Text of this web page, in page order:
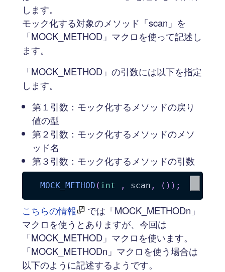
します。
モック化する対象のメソッド「scan」を
「MOCK_METHOD」マクロを使って記述し
ます。
「MOCK_METHOD」の引数には以下を指定
します。
第１引数：モック化するメソッドの戻り
値の型
第２引数：モック化するメソッドのメソ
ッド名
第３引数：モック化するメソッドの引数
MOCK_METHOD ( int , scan , ( ) ) ;
こちらの情報
では「MOCK_METHODn」
マクロを使うとありますが、今回は
「MOCK_METHOD」マクロを使います。
「MOCK_METHODn」マクロを使う場合は
以下のように記述するようです。